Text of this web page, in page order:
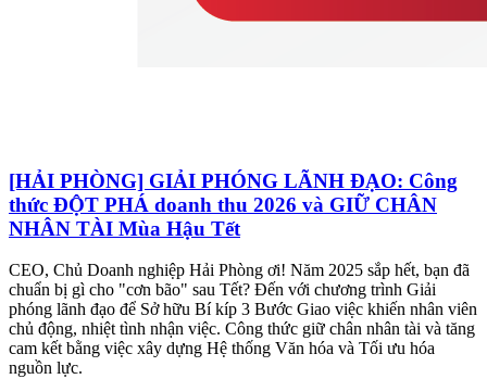
[HẢI PHÒNG] GIẢI PHÓNG LÃNH ĐẠO: Công
thức ĐỘT PHÁ doanh thu 2026 và GIỮ CHÂN
NHÂN TÀI Mùa Hậu Tết
CEO, Chủ Doanh nghiệp Hải Phòng ơi! Năm 2025 sắp hết, bạn đã
chuẩn bị gì cho "cơn bão" sau Tết? Đến với chương trình Giải
phóng lãnh đạo để Sở hữu Bí kíp 3 Bước Giao việc khiến nhân viên
chủ động, nhiệt tình nhận việc. Công thức giữ chân nhân tài và tăng
cam kết bằng việc xây dựng Hệ thống Văn hóa và Tối ưu hóa
nguồn lực.